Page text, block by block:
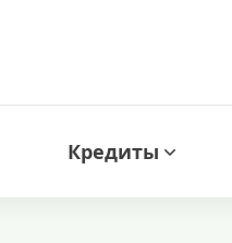
Кредиты